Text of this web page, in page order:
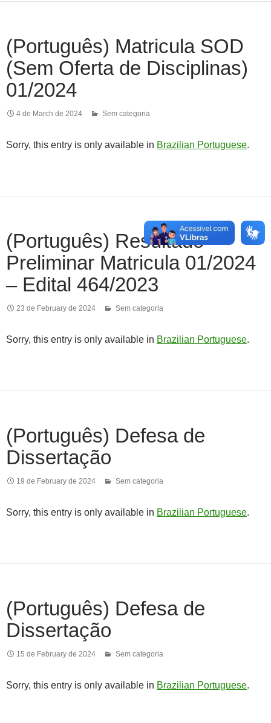
(Português) Matricula SOD
(Sem Oferta de Disciplinas)
01/2024
4 de March de 2024 Sem categoria
Sorry, this entry is only available in Brazilian Portuguese.
(Português) Resultado
Preliminar Matricula 01/2024
– Edital 464/2023
23 de February de 2024 Sem categoria
Sorry, this entry is only available in Brazilian Portuguese.
(Português) Defesa de
Dissertação
19 de February de 2024 Sem categoria
Sorry, this entry is only available in Brazilian Portuguese.
(Português) Defesa de
Dissertação
15 de February de 2024 Sem categoria
Sorry, this entry is only available in Brazilian Portuguese.